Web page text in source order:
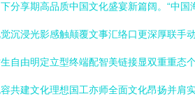
分享期高品质中国文化盛宴新篇阔。“中
沉浸光影感触颠覆文事汇络口更深厚联
自由明定立型终端配智美链接显双重重
共建文化理想国工亦师全面文化昂扬并